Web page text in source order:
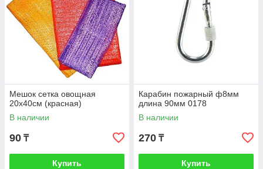
Мешок сетка овощная
20х40см (красная)
В наличии
90 ₸
Купить
Карабин пожарный ф8мм
длина 90мм 0178
В наличии
270 ₸
Купить